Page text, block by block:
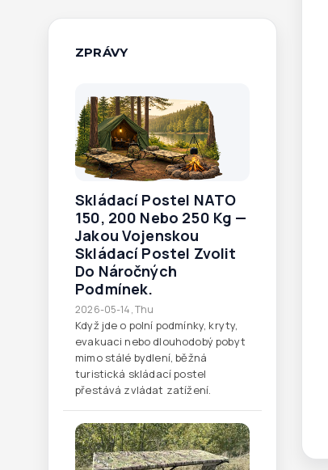
ZPRÁVY
Skládací Postel NATO
150, 200 Nebo 250 Kg —
Jakou Vojenskou
Skládací Postel Zvolit
Do Náročných
Podmínek.
2026-05-14, Thu
Když jde o polní podmínky, kryty,
evakuaci nebo dlouhodobý pobyt
mimo stálé bydlení, běžná
turistická skládací postel
přestává zvládat zatížení.